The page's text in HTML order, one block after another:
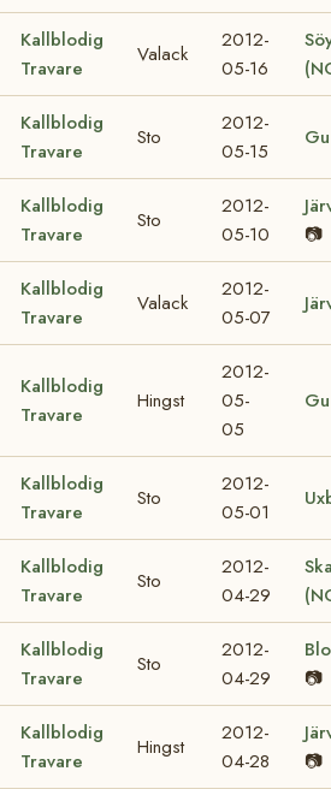
Kallblodig
Travare
Valack
2012-
05-16
Kallblodig
Travare
Sto
2012-
05-15
Kallblodig
Travare
Sto
2012-
05-10
📷
Kallblodig
Travare
Valack
2012-
05-07
Kallblodig
Travare
Hingst
2012-
05-
05
Kallblodig
Travare
Sto
2012-
05-01
Kallblodig
Travare
Sto
2012-
04-29
Kallblodig
Travare
Sto
2012-
04-29
📷
Kallblodig
Travare
Hingst
2012-
04-28
📷